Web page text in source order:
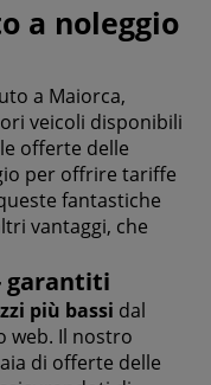
a noleggio
a Maiorca,
veicoli disponibili
offerte delle
per offrire tariffe
fantastiche
vantaggi, che
garantiti
più bassi dal
web. Il nostro
di offerte delle